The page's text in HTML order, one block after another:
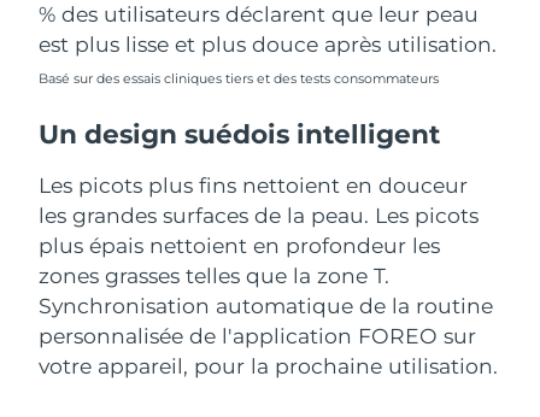
% des utilisateurs déclarent que leur peau
est plus lisse et plus douce après utilisation.
Basé sur des essais cliniques tiers et des tests consommateurs
Un design suédois intelligent
Les picots plus fins nettoient en douceur
les grandes surfaces de la peau. Les picots
plus épais nettoient en profondeur les
zones grasses telles que la zone T.
Synchronisation automatique de la routine
personnalisée de l'application FOREO sur
votre appareil, pour la prochaine utilisation.